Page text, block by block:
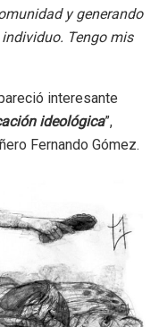
y generando
Tengo mis
interesante
ideológica”,
Fernando Gómez.